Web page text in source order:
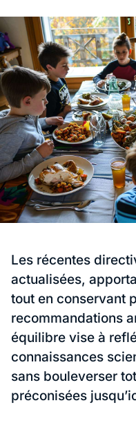
Les récentes
actualisées,
tout en conservant
recommandations
équilibre vise à
connaissances
sans bouleverser
préconisées